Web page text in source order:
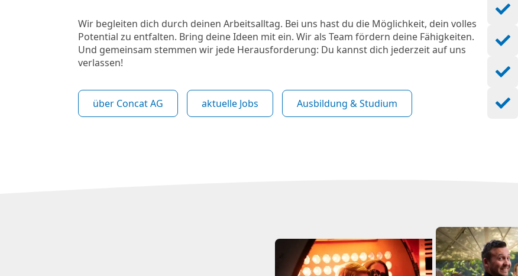
Wir begleiten dich durch deinen Arbeitsalltag. Bei uns hast du die Möglichkeit, dein volles
Potential zu entfalten. Bring deine Ideen mit ein. Wir als Team fördern deine Fähigkeiten.
Und gemeinsam stemmen wir jede Herausforderung: Du kannst dich jederzeit auf uns
verlassen!
über Concat AG aktuelle Jobs Ausbildung & Studium